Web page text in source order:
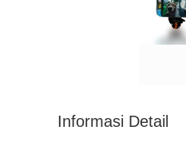
Informasi Detail